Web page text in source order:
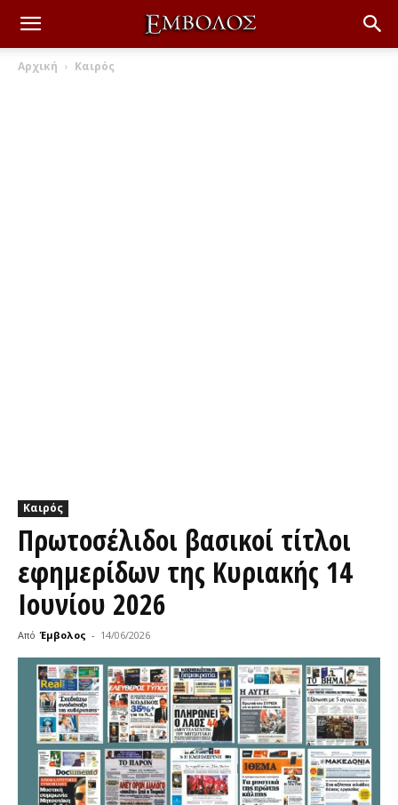
Αρχική Καιρός
Καιρός
Πρωτοσέλιδοι βασικοί τίτλοι
εφημερίδων της Κυριακής 14
Ιουνίου 2026
Από Έμβολος - 14/06/2026